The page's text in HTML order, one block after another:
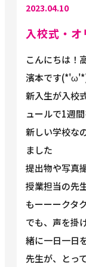
2023.04.10
入校式・
こんにちは！
濱本です
新入生が入校
ュールで1週
新しい学校な
ました
提出物や写真
授業担当の先
もーーークタ
でも、声を掛
緒に一日一日
先生が、とっ